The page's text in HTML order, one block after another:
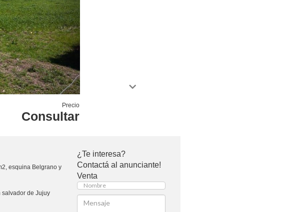
Precio
Consultar
esquina Belgrano y
salvador de Jujuy
¿Te interesa?
Contactá al anunciante!
Venta